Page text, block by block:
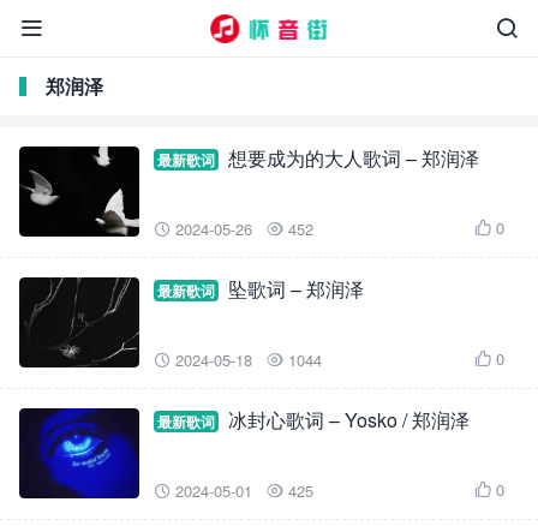


郑润泽
最新歌词 想要成为的大人歌词 – 郑润泽
 2024-05-26  452  0
最新歌词 坠歌词 – 郑润泽
 2024-05-18  1044  0
最新歌词 冰封心歌词 – Yosko / 郑润泽
 2024-05-01  425  0